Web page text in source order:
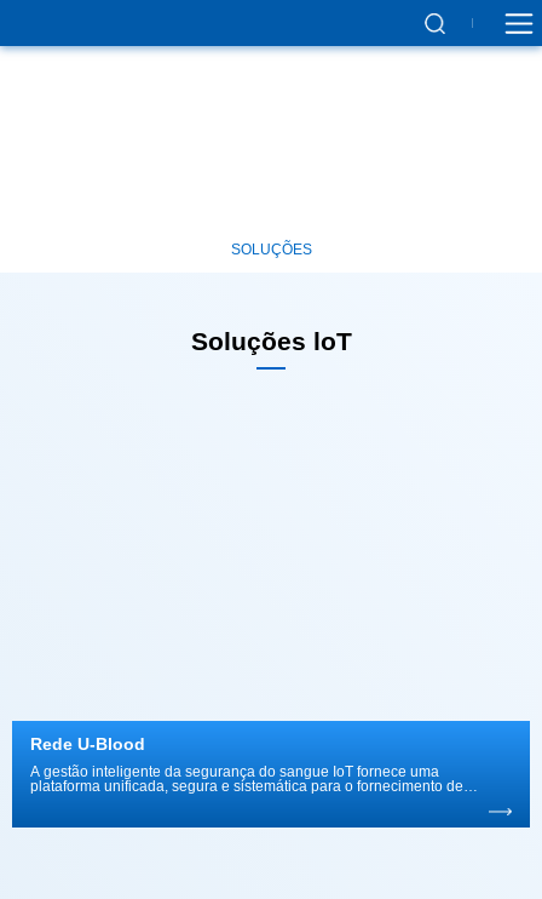
SOLUÇÕES
Soluções loT
Rede U-Blood